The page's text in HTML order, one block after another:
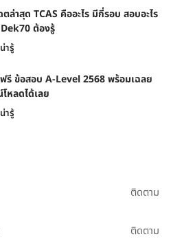
ตล่าสุด TCAS คืออะไร มีกี่รอบ สอบอะไร
ต้องรู้
ารู้
รี ข้อสอบ A-Level 2568 พร้อมเฉลย
หลดได้เลย
ารู้
ติดตาม
ติดตาม